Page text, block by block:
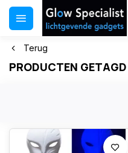
Terug
PRODUCTEN